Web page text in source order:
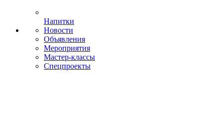
Напитки
Новости
Объявления
Мероприятия
Мастер-классы
Спецпроекты